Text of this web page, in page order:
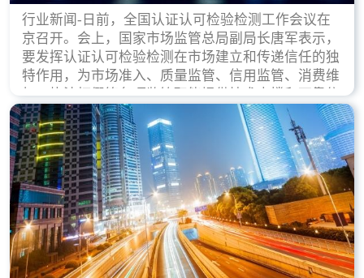
行业新闻-日前，全国认证认可检验检测工作会议在
京召开。会上，国家市场监管总局副局长唐军表示，
要发挥认证认可检验检测在市场建立和传递信任的独
特作用，为市场准入、质量监管、信用监管、消费维
权、执法打假等各项监管职能提供技术支撑和可靠依
据。